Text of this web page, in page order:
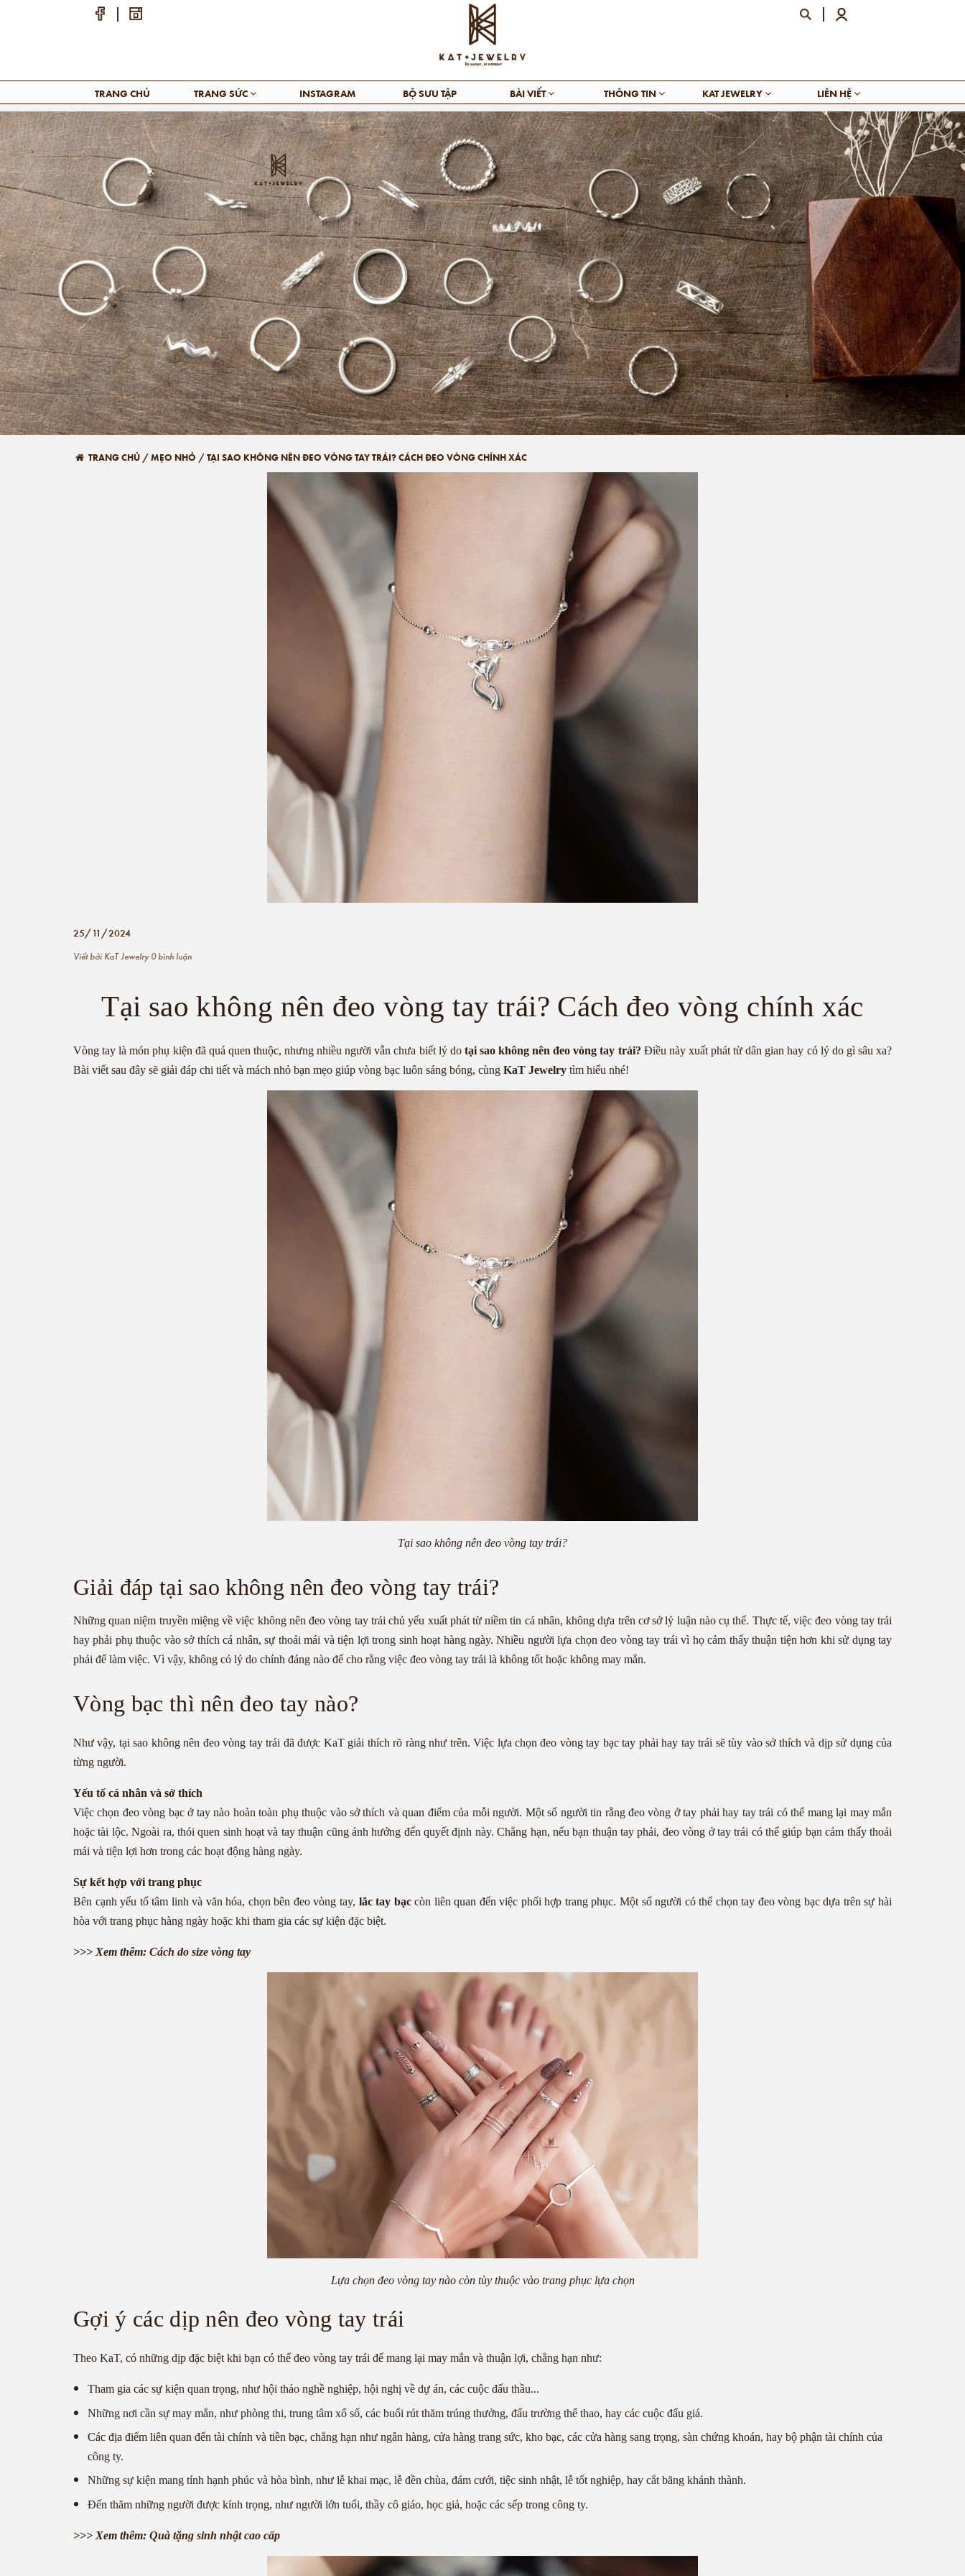
TRANG CHỦ TRANG SỨC INSTAGRAM BỘ SƯU TẬP BÀI VIẾT THÔNG TIN KAT JEWELRY LIÊN HỆ
TRANG CHỦ /MẸO NHỎ /TẠI SAO KHÔNG NÊN ĐEO VÒNG TAY TRÁI? CÁCH ĐEO VÒNG CHÍNH XÁC
25/11/2024
Viết bởi KaT Jewelry0 bình luận
Tại sao không nên đeo vòng tay trái? Cách đeo vòng chính xác
Vòng tay là món phụ kiện đã quá quen thuộc, nhưng nhiều người vẫn chưa biết lý do tại sao không nên đeo vòng tay trái? Điều này xuất phát từ dân gian hay có lý do gì sâu xa?
Bài viết sau đây sẽ giải đáp chi tiết và mách nhỏ bạn mẹo giúp vòng bạc luôn sáng bóng, cùng KaT Jewelry tìm hiểu nhé!
Tại sao không nên đeo vòng tay trái?
Giải đáp tại sao không nên đeo vòng tay trái?
Những quan niệm truyền miệng về việc không nên đeo vòng tay trái chủ yếu xuất phát từ niềm tin cá nhân, không dựa trên cơ sở lý luận nào cụ thể. Thực tế, việc đeo vòng tay trái
hay phải phụ thuộc vào sở thích cá nhân, sự thoải mái và tiện lợi trong sinh hoạt hàng ngày. Nhiều người lựa chọn đeo vòng tay trái vì họ cảm thấy thuận tiện hơn khi sử dụng tay
phải để làm việc. Vì vậy, không có lý do chính đáng nào để cho rằng việc đeo vòng tay trái là không tốt hoặc không may mắn.
Vòng bạc thì nên đeo tay nào?
Như vậy, tại sao không nên đeo vòng tay trái đã được KaT giải thích rõ ràng như trên. Việc lựa chọn đeo vòng tay bạc tay phải hay tay trái sẽ tùy vào sở thích và dịp sử dụng của
từng người.
Yếu tố cá nhân và sở thích
Việc chọn đeo vòng bạc ở tay nào hoàn toàn phụ thuộc vào sở thích và quan điểm của mỗi người. Một số người tin rằng đeo vòng ở tay phải hay tay trái có thể mang lại may mắn
hoặc tài lộc. Ngoài ra, thói quen sinh hoạt và tay thuận cũng ảnh hưởng đến quyết định này. Chẳng hạn, nếu bạn thuận tay phải, đeo vòng ở tay trái có thể giúp bạn cảm thấy thoải
mái và tiện lợi hơn trong các hoạt động hàng ngày.
Sự kết hợp với trang phục
Bên cạnh yếu tố tâm linh và văn hóa, chọn bên đeo vòng tay, lắc tay bạccòn liên quan đến việc phối hợp trang phục. Một số người có thể chọn tay đeo vòng bạc dựa trên sự hài
hòa với trang phục hàng ngày hoặc khi tham gia các sự kiện đặc biệt.
>>> Xem thêm: Cách do size vòng tay
Lựa chọn đeo vòng tay nào còn tùy thuộc vào trang phục lựa chọn
Gợi ý các dịp nên đeo vòng tay trái
Theo KaT, có những dịp đặc biệt khi bạn có thể đeo vòng tay trái để mang lại may mắn và thuận lợi, chẳng hạn như:
Tham gia các sự kiện quan trọng, như hội thảo nghề nghiệp, hội nghị về dự án, các cuộc đấu thầu...
Những nơi cần sự may mắn, như phòng thi, trung tâm xổ số, các buổi rút thăm trúng thưởng, đấu trường thể thao, hay các cuộc đấu giá.
Các địa điểm liên quan đến tài chính và tiền bạc, chẳng hạn như ngân hàng, cửa hàng trang sức, kho bạc, các cửa hàng sang trọng, sàn chứng khoán, hay bộ phận tài chính của
công ty.
Những sự kiện mang tính hạnh phúc và hòa bình, như lễ khai mạc, lễ đền chùa, đám cưới, tiệc sinh nhật, lễ tốt nghiệp, hay cắt băng khánh thành.
Đến thăm những người được kính trọng, như người lớn tuổi, thầy cô giáo, học giả, hoặc các sếp trong công ty.
>>> Xem thêm: Quà tặng sinh nhật cao cấp